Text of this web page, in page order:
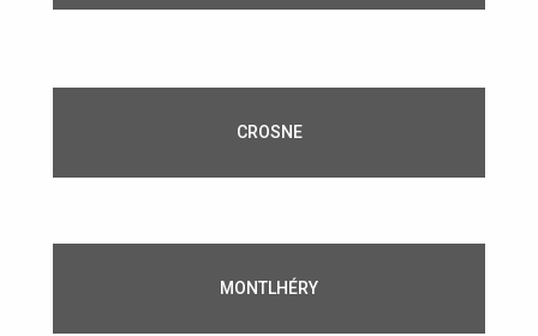
CROSNE
MONTLHÉRY